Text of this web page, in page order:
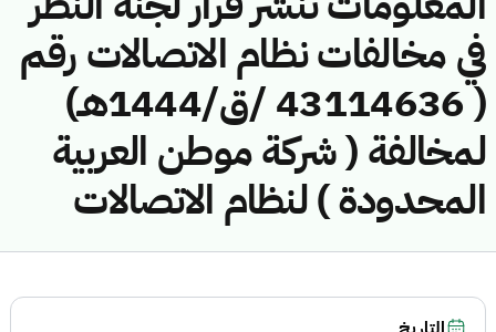
في مخالفات نظام الاتصالات رقم
( 43114636 /ق/1444هـ)
لمخالفة ( شركة موطن العربية
المحدودة ) لنظام الاتصالات